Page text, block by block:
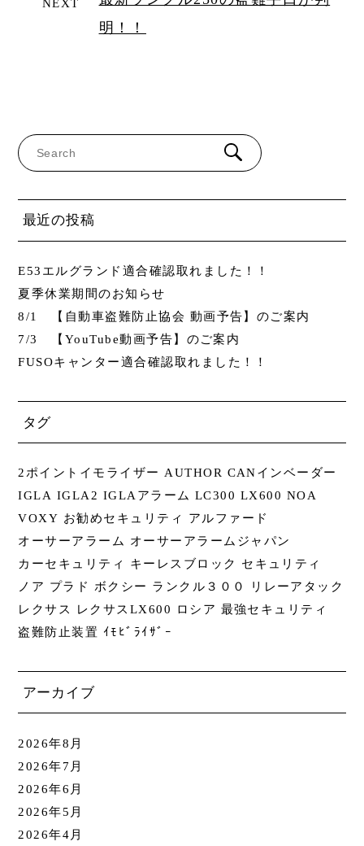
NEXT
明！！
最近の投稿
E53エルグランド適合確認取れました！！
夏季休業期間のお知らせ
8/1 【自動車盗難防止協会 動画予告】のご案内
7/3 【YouTube動画予告】のご案内
FUSOキャンター適合確認取れました！！
タグ
2ポイントイモライザー AUTHOR CANインベーダー
IGLA IGLA2 IGLAアラーム LC300 LX600 NOA
VOXY お勧めセキュリティ
アルファード
オーサーアラーム オーサーアラームジャパン
カーセキュリティ
キーレスブロック
セキュリティ
ノア プラド ボクシー ランクル３００
リレーアタック
レクサス
レクサスLX600 ロシア 最強セキュリティ
盗難防止装置 ｲﾓﾋﾞﾗｲｻﾞｰ
アーカイブ
2026年8月
2026年7月
2026年6月
2026年5月
2026年4月